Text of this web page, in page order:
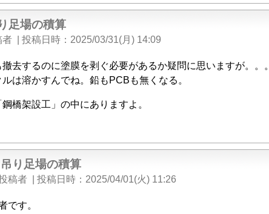
足場の積算
者 投稿日時 2025/03/31(月) 14:09
去するのに塗膜を剥ぐ必要があるか疑問に思いますが。。。
ルは溶かすんでね。鉛もPCBも無くなる。
橋架設工」の中にありますよ。
り足場の積算
稿者 投稿日時 2025/04/01(火) 11:26
です。